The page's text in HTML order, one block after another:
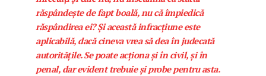
răspândește de fapt boală, nu că împiedică
răspândirea ei? Și această infracțiune este
aplicabilă, dacă cineva vrea să dea în judecată
autoritățile. Se poate acționa și în civil, și în
penal, dar evident trebuie și probe pentru asta.